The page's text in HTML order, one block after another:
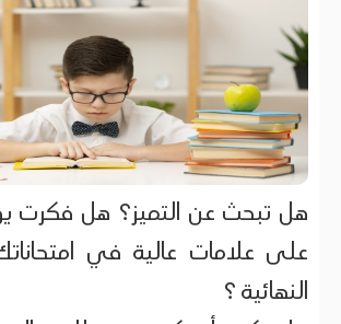
هل تبحث عن التميز؟ هل فكرت
على علامات عالية في
النهائية ؟